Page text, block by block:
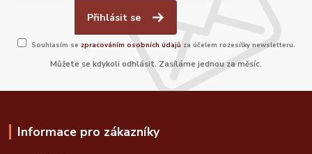
Přihlásit se
Souhlasím se zpracováním osobních údajů za účelem rozesílky newsletteru.
Můžete se kdykoli odhlásit. Zasíláme jednou za měsíc.
Informace pro zákazníky